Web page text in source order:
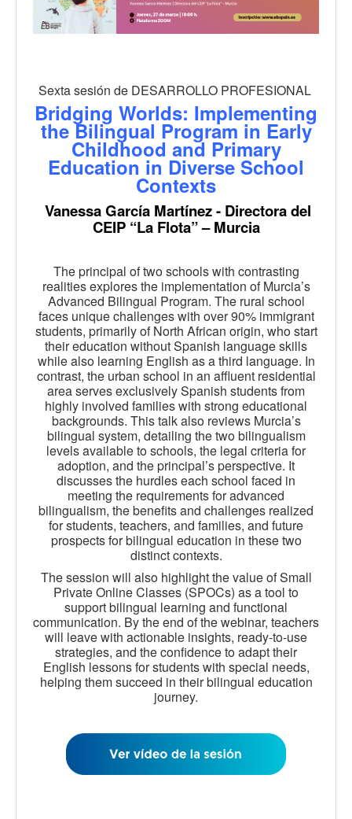
Sexta sesión de DESARROLLO PROFESIONAL
Bridging Worlds: Implementing
the Bilingual Program in Early
Childhood and Primary
Education in Diverse School
Contexts
Vanessa García Martínez - Directora del
CEIP “La Flota” – Murcia
The principal of two schools with contrasting
realities explores the implementation of Murcia’s
Advanced Bilingual Program. The rural school
faces unique challenges with over 90% immigrant
students, primarily of North African origin, who start
their education without Spanish language skills
while also learning English as a third language. In
contrast, the urban school in an affluent residential
area serves exclusively Spanish students from
highly involved families with strong educational
backgrounds. This talk also reviews Murcia’s
bilingual system, detailing the two bilingualism
levels available to schools, the legal criteria for
adoption, and the principal’s perspective. It
discusses the hurdles each school faced in
meeting the requirements for advanced
bilingualism, the benefits and challenges realized
for students, teachers, and families, and future
prospects for bilingual education in these two
distinct contexts.
The session will also highlight the value of Small
Private Online Classes (SPOCs) as a tool to
support bilingual learning and functional
communication. By the end of the webinar, teachers
will leave with actionable insights, ready-to-use
strategies, and the confidence to adapt their
English lessons for students with special needs,
helping them succeed in their bilingual education
journey.